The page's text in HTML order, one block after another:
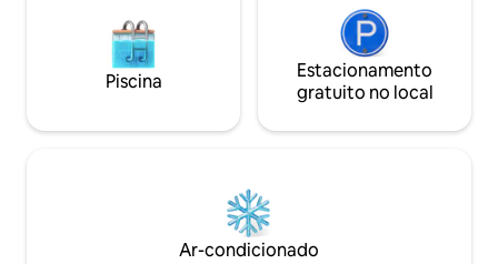
Piscina
Estacionamento
gratuito no local
Ar-condicionado